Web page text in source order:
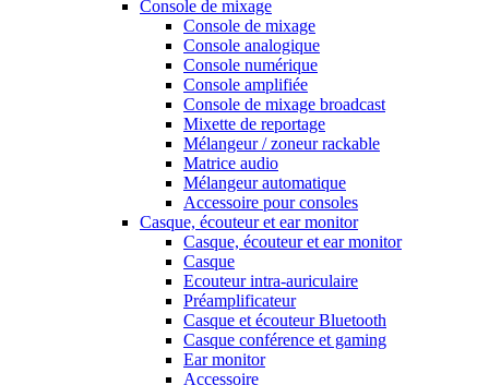
Console de mixage
Console de mixage
Console analogique
Console numérique
Console amplifiée
Console de mixage broadcast
Mixette de reportage
Mélangeur / zoneur rackable
Matrice audio
Mélangeur automatique
Accessoire pour consoles
Casque, écouteur et ear monitor
Casque, écouteur et ear monitor
Casque
Ecouteur intra-auriculaire
Préamplificateur
Casque et écouteur Bluetooth
Casque conférence et gaming
Ear monitor
Accessoire